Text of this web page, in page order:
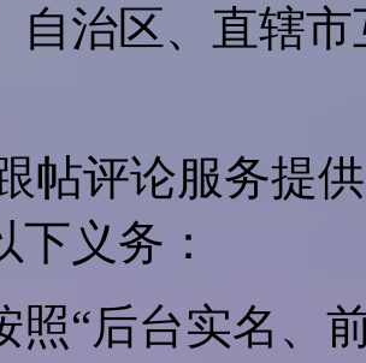
自治区、直辖
帖评论服务提
下义务：
照“后台实名、